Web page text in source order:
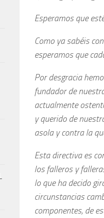
Esperamos que
Como ya sabéis
esperamos que
Por desgracia
fundador de
actualmente
y querido de
asola y contra la
Esta directiva es
los falleros y
lo que ha decido
circunstancias
componentes, de